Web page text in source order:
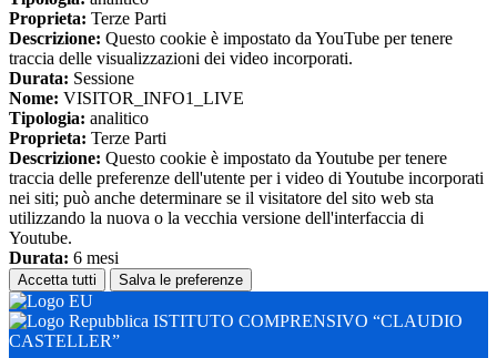
Proprieta: Terze Parti
Descrizione: Questo cookie è impostato da YouTube per tenere
traccia delle visualizzazioni dei video incorporati.
Durata: Sessione
Nome: VISITOR_INFO1_LIVE
Tipologia: analitico
Proprieta: Terze Parti
Descrizione: Questo cookie è impostato da Youtube per tenere
traccia delle preferenze dell'utente per i video di Youtube incorporati
nei siti; può anche determinare se il visitatore del sito web sta
utilizzando la nuova o la vecchia versione dell'interfaccia di
Youtube.
Durata: 6 mesi
Accetta tutti Salva le preferenze
ISTITUTO COMPRENSIVO “CLAUDIO
CASTELLER”